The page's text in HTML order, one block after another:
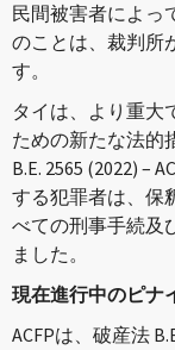
民間被害者によっ
のことは、裁判所
す。
タイは、より重大
ための新たな法的
B.E. 2565 (2022) –
する犯罪者は、保
べての刑事手続及
ました。
現在進行中のピナ
ACFPは、破産法